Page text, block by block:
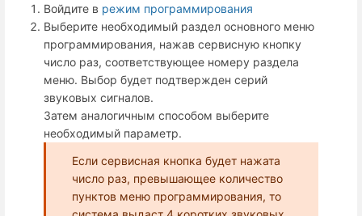
Войдите в режим программирования
Выберите необходимый раздел основного меню
программирования, нажав сервисную кнопку
число раз, соответствующее номеру раздела
меню. Выбор будет подтвержден серий
звуковых сигналов.
Затем аналогичным способом выберите
необходимый параметр.
Если сервисная кнопка будет нажата
число раз, превышающее количество
пунктов меню программирования, то